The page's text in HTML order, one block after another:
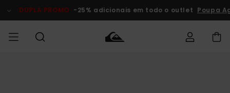
do
DUPLA PROMO -25% adicionais em todo o outlet Poupa